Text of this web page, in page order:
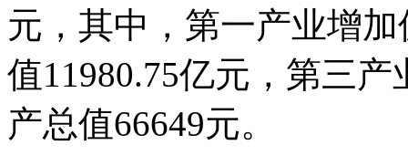
元，其中，第一产业增
值11980.75亿元，第三
产总值66649元。